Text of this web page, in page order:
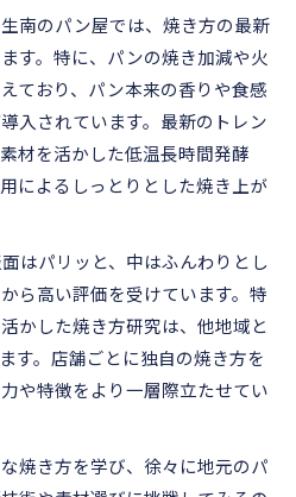
南のパン屋では、焼き方の最新
す。特に、パンの焼き加減や火
ており、パン本来の香りや食感
入されています。最新のトレン
材を活かした低温長時間発酵
によるしっとりとした焼き上が
はパリッと、中はふんわりとし
ら高い評価を受けています。特
かした焼き方研究は、他地域と
す。店舗ごとに独自の焼き方を
や特徴をより一層際立たせてい
焼き方を学び、徐々に地元のパ